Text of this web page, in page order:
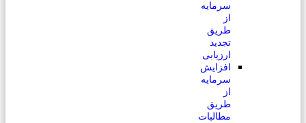
سرمایه
از
طریق
تجدید
ارزیابی
افزایش
سرمایه
از
طریق
مطالبات